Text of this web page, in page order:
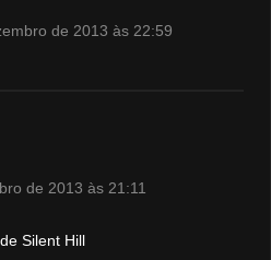
de 2013 às 22:59
de 2013 às 21:11
Silent Hill